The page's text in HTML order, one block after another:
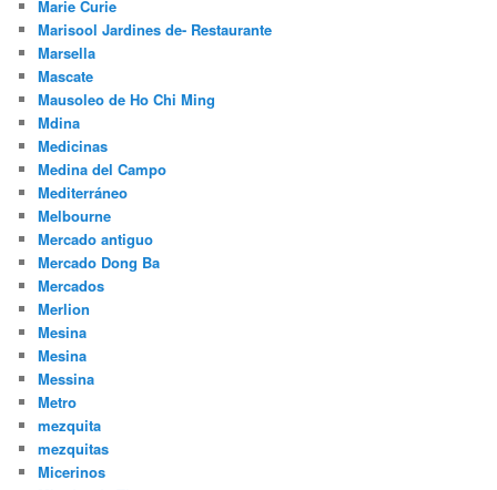
Marie Curie
Marisool Jardines de- Restaurante
Marsella
Mascate
Mausoleo de Ho Chi Ming
Mdina
Medicinas
Medina del Campo
Mediterráneo
Melbourne
Mercado antiguo
Mercado Dong Ba
Mercados
Merlion
Mesina
Mesina
Messina
Metro
mezquita
mezquitas
Micerinos